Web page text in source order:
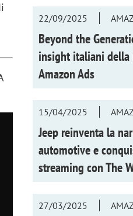
22/09/2025
Beyond the
insight italiani della
Amazon Ads
15/04/2025
Jeep reinventa la
automotive e
streaming conThe
27/03/2025